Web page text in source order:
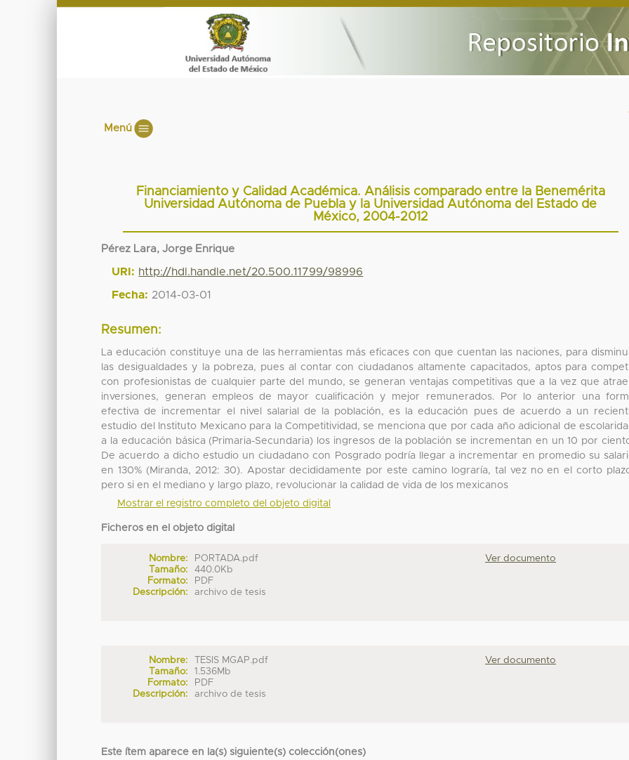
Menú
Financiamiento y Calidad Académica. Análisis comparado entre la Benemérita
Universidad Autónoma de Puebla y la Universidad Autónoma del Estado de
México, 2004-2012
Pérez Lara, Jorge Enrique
URI: http://hdl.handle.net/20.500.11799/98996
Fecha: 2014-03-01
Resumen:
La educación constituye una de las herramientas más eficaces con que cuentan las naciones, para
las desigualdades y la pobreza, pues al contar con ciudadanos altamente capacitados, aptos para
con profesionistas de cualquier parte del mundo, se generan ventajas competitivas que a la vez que
inversiones, generan empleos de mayor cualificación y mejor remunerados. Por lo anterior una
efectiva de incrementar el nivel salarial de la población, es la educación pues de acuerdo a un
estudio del Instituto Mexicano para la Competitividad, se menciona que por cada año adicional de
a la educación básica (Primaria-Secundaria) los ingresos de la población se incrementan en un 10 por
De acuerdo a dicho estudio un ciudadano con Posgrado podría llegar a incrementar en promedio su
en 130% (Miranda, 2012: 30). Apostar decididamente por este camino lograría, tal vez no en el corto
pero si en el mediano y largo plazo, revolucionar la calidad de vida de los mexicanos
Mostrar el registro completo del objeto digital
Ficheros en el objeto digital
Nombre:
PORTADA.pdf
Tamaño:
440.0Kb
Formato:
PDF
Descripción:
archivo de tesis
Ver documento
Nombre:
TESIS MGAP.pdf
Tamaño:
1.536Mb
Formato:
PDF
Descripción:
archivo de tesis
Ver documento
Este ítem aparece en la(s) siguiente(s) colección(ones)